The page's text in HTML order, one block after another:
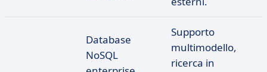
Database
NoSQL
Supporto
multimodello,
ricerca in